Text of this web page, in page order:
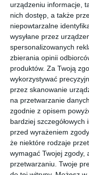
urządzeniu informacje,
nich dostęp, a także
niepowtarzalne
wysyłane przez
spersonalizowanych
zbierania opinii
produktów. Za Twoją
wykorzystywać
przez skanowanie
na przetwarzanie
zgodnie z opisem
bardziej
przed wyrażeniem
że niektóre rodzaje
wymagać Twojej zgody,
przetwarzaniu. Twoje
[ książka, e-book ]
Na
skrawku
Jarosław
Mikołajewski
[ książka,
[ książka ]
Bajka
uspokaja
[